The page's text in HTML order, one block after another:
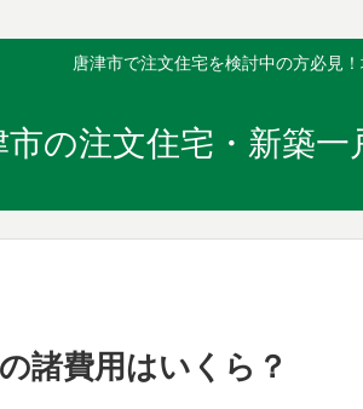
唐津市で注文住宅を検討中の方必見
市の注文住宅・新築
諸費用はいくら？